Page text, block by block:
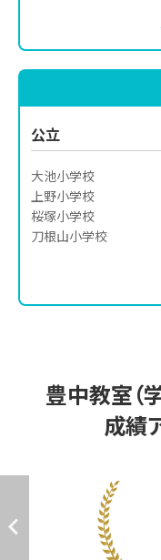
豊中第十五中学校
豊中第十七中学校
公立
大池小学校
上野小学校
桜塚小学校
刀根山小学校
豊中教室（
成績